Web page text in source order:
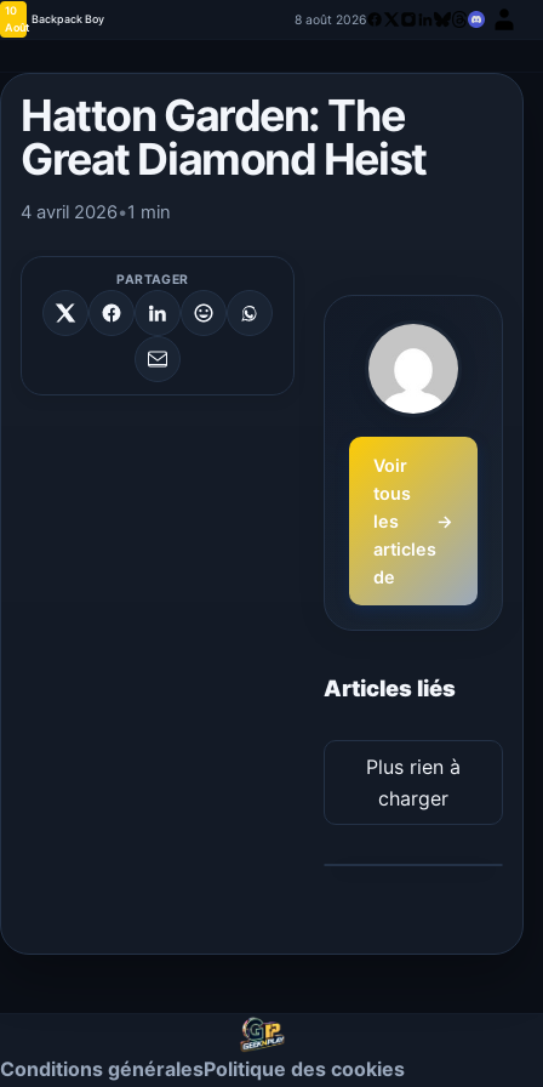
10
Août
Backpack Boy 8 août 2026
Hatton Garden: The
Great Diamond Heist
4 avril 2026•1 min
PARTAGER
Voir
tous
les
articles
de
→
Articles liés
Plus rien à
charger
Conditions généralesPolitique des cookies